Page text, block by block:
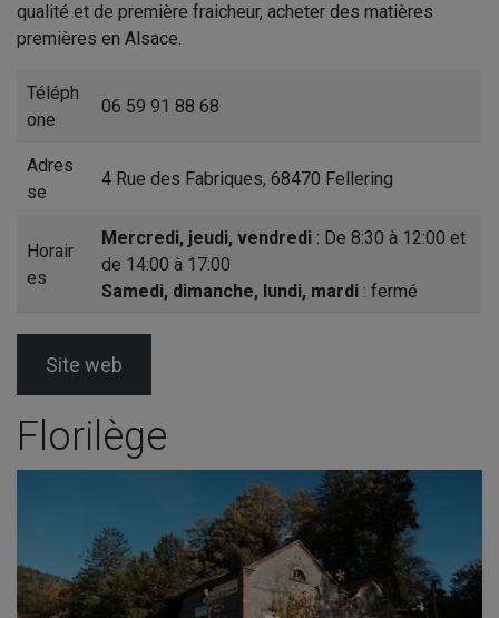
qualité et de première fraicheur, acheter des matières
premières en Alsace.
Téléph
one
06 59 91 88 68
Adres
se
4 Rue des Fabriques, 68470 Fellering
Horair
es
Mercredi, jeudi, vendredi : De 8:30 à 12:00 et
de 14:00 à 17:00
Samedi, dimanche, lundi, mardi : fermé
Site web
Florilège